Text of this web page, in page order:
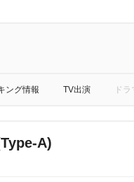
ング情報 TV出演 ド
A)